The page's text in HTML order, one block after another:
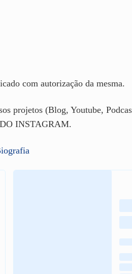
com autorização da mesma.
projetos (Blog, Youtube,
INSTAGRAM.